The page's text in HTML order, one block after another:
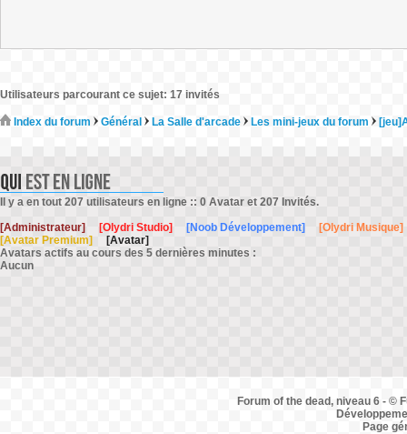
Utilisateurs parcourant ce sujet: 17 invités
Index du forum Général La Salle d'arcade Les mini-jeux du forum
Il y a en tout 207 utilisateurs en ligne :: 0 Avatar et 207 Invités.
[Administrateur]
[Olydri Studio] [Noob Développement]
[Olydri Musique]
[Avatar Premium]
[Avatar]
Avatars actifs au cours des 5 dernières minutes :
Aucun
Forum of the dead, niveau 6 - ©
Page